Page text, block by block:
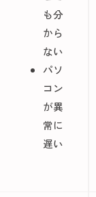
も分
から
ない
パソ
コン
が異
常に
遅い